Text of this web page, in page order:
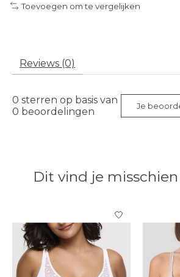
Toevoegen om te vergelijken
Reviews (0)
0 sterren op basis van
0 beoordelingen Je
Dit vind je
Items van productcarrousel